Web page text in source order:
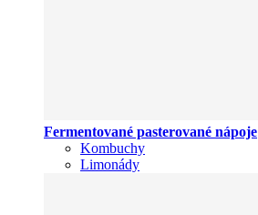
Fermentované pasterované nápoje
Kombuchy
Limonády